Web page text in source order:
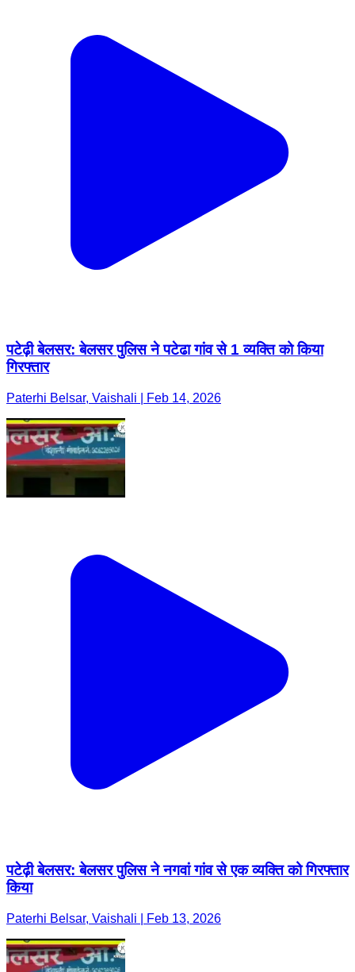
पटेढ़ी बेलसर: बेलसर पुलिस ने पटेढा गांव से 1 व्यक्ति को किया
गिरफ्तार
Paterhi Belsar, Vaishali | Feb 14, 2026
पटेढ़ी बेलसर: बेलसर पुलिस ने नगवां गांव से एक व्यक्ति को गिरफ्तार
किया
Paterhi Belsar, Vaishali | Feb 13, 2026